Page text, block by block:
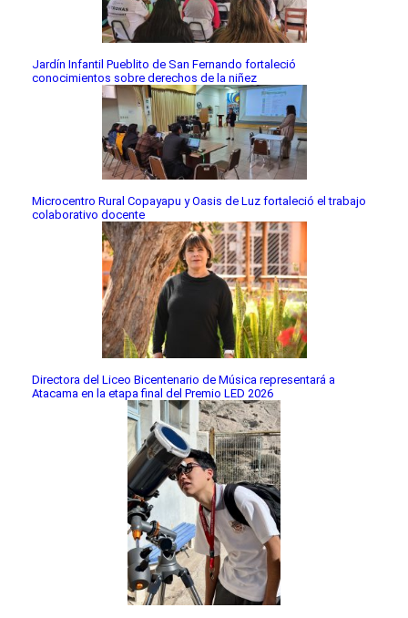
Jardín Infantil Pueblito de San Fernando fortaleció
conocimientos sobre derechos de la niñez
Microcentro Rural Copayapu y Oasis de Luz fortaleció el trabajo
colaborativo docente
Directora del Liceo Bicentenario de Música representará a
Atacama en la etapa final del Premio LED 2026